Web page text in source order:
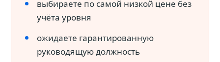
выбираете по самой низкой цене без
учёта уровня
ожидаете гарантированную
руководящую должность